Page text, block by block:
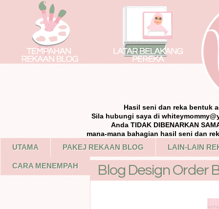
Hasil seni dan reka bentuk
Sila hubungi saya di
Anda TIDAK DIBENARKAN
mana-mana bahagian hasil seni dan
UTAMA PAKEJ REKAAN BLOG LAIN-LAIN
CARA MENEMPAH Blog Design Order